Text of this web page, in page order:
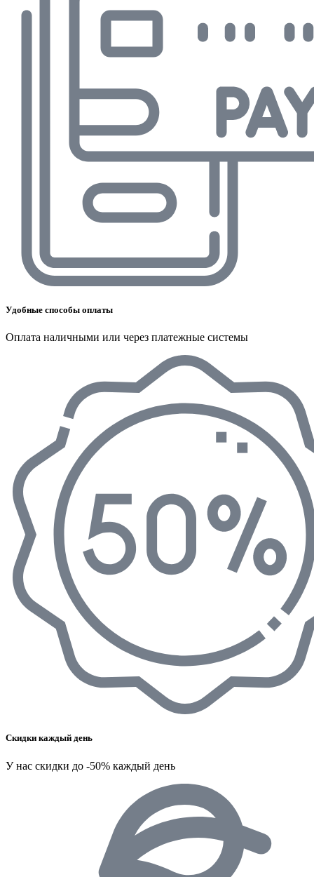
Удобные способы оплаты
Оплата наличными или через платежные системы
Скидки каждый день
У нас скидки до -50% каждый день